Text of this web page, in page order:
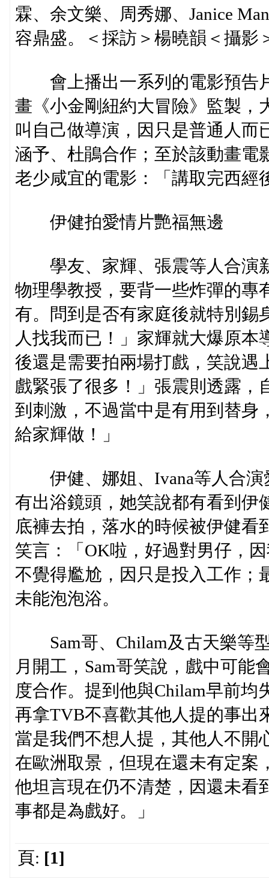
霖、余文樂、周秀娜、Janice
容鼎盛。＜採訪＞楊曉韻＜攝影
會上播出一系列的電影預告
畫《小金剛紐約大冒險》監製，
叫自己做導演，因只是普通人而
涵予、杜鵑合作；至於該動畫電
老少咸宜的電影：「講取完西經
伊健拍愛情片艷福無邊
學友、家輝、張震等人合演
物理學教授，要背一些炸彈的專
有。問到是否有家庭後就特別錫
人找我而已！」家輝就大爆原
後還是需要拍兩場打戲，笑說遇
戲緊張了很多！」張震則透露，
到刺激，不過當中是有用到替身
給家輝做！」
伊健、娜姐、Ivana等人合演
有出浴鏡頭，她笑說都有看到伊
底褲去拍，落水的時候被伊健看
笑言：「OK啦，好過對男仔，
不覺得尷尬，因只是投入工作；
未能泡泡浴。
Sam哥、Chilam及古天樂等
月開工，Sam哥笑說，戲中可能
度合作。提到他與Chilam早前均
再拿TVB不喜歡其他人提的事出
當是我們不想人提，其他人不開
在歐洲取景，但現在還未有定案
他坦言現在仍不清楚，因還未看
事都是為戲好。」
頁: [1]